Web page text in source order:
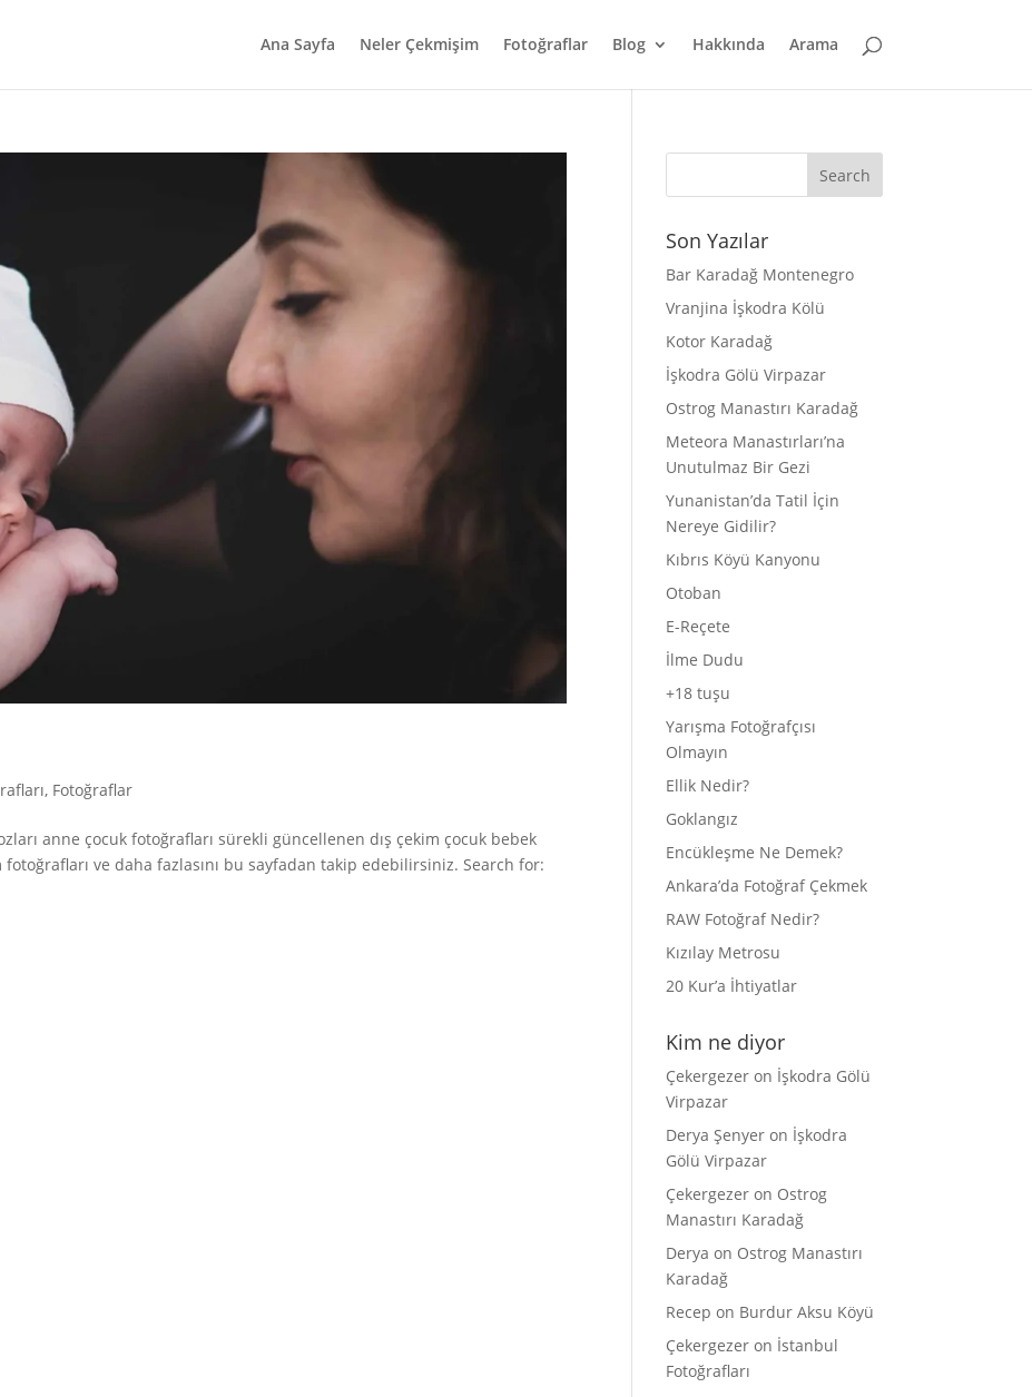
Ana Sayfa Neler Çekmişim Fotoğraflar Blog Hakkında Arama
, Fotoğraflar
anne çocuk fotoğrafları sürekli güncellenen dış çekim çocuk bebek
fotoğrafları ve daha fazlasını bu sayfadan takip edebilirsiniz. Search for:
Son Yazılar
Bar Karadağ Montenegro
Vranjina İşkodra Kölü
Kotor Karadağ
İşkodra Gölü Virpazar
Ostrog Manastırı Karadağ
Meteora Manastırları’na
Unutulmaz Bir Gezi
Yunanistan’da Tatil İçin
Nereye Gidilir?
Kıbrıs Köyü Kanyonu
Otoban
E-Reçete
İlme Dudu
+18 tuşu
Yarışma Fotoğrafçısı
Olmayın
Ellik Nedir?
Goklangız
Encükleşme Ne Demek?
Ankara’da Fotoğraf Çekmek
RAW Fotoğraf Nedir?
Kızılay Metrosu
20 Kur’a İhtiyatlar
Kim ne diyor
Çekergezer on İşkodra Gölü
Virpazar
Derya Şenyer on İşkodra
Gölü Virpazar
Çekergezer on Ostrog
Manastırı Karadağ
Derya on Ostrog Manastırı
Karadağ
Recep on Burdur Aksu Köyü
Çekergezer on İstanbul
Fotoğrafları